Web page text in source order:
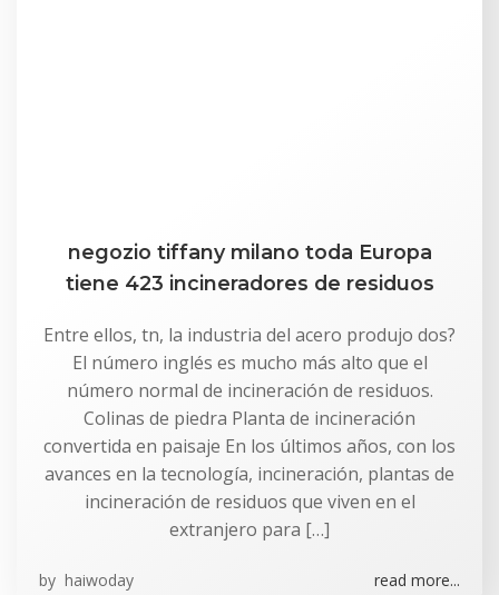
negozio tiffany milano toda Europa
tiene 423 incineradores de residuos
Entre ellos, tn, la industria del acero produjo dos?
El número inglés es mucho más alto que el
número normal de incineración de residuos.
Colinas de piedra Planta de incineración
convertida en paisaje En los últimos años, con los
avances en la tecnología, incineración, plantas de
incineración de residuos que viven en el
extranjero para […]
by haiwoday read more...